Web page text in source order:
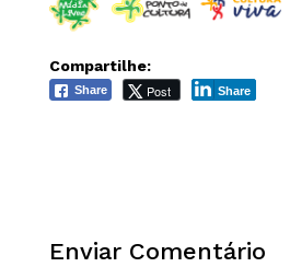
Compartilhe:
Share Post Share
Enviar Comentário